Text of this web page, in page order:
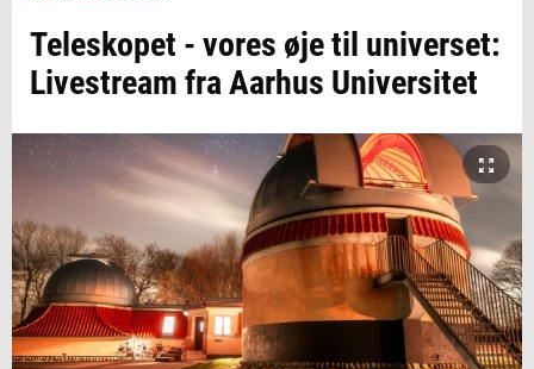
Teleskopet - vores øje til universet:
Livestream fra Aarhus Universitet